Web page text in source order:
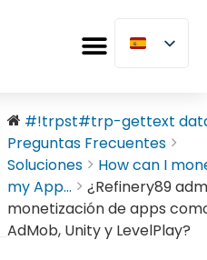
#!trpst#trp-gettext
Preguntas Frecuentes
Soluciones
How can I
my App...
¿Refinery89
monetización de apps
AdMob, Unity y LevelPlay?